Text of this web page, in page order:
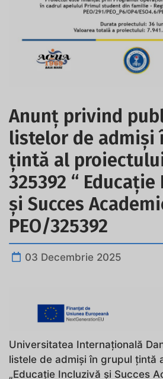
Anunț privind
listelor de admiși
țintă al proiectului
325392 “
și Succes
PEO/325392
03 Decembrie 2025
Universitatea Internațională
listele de admiși în grupul țintă
„Educație Incluzivă și Succes